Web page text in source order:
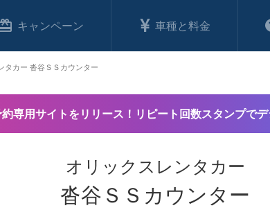
キャンペーン 車種と料金
専用サイトをリリース！リピート回数スタンプでデ
オリックスレンタカー
沓谷ＳＳカウンター
タカー 沓谷ＳＳカウンター